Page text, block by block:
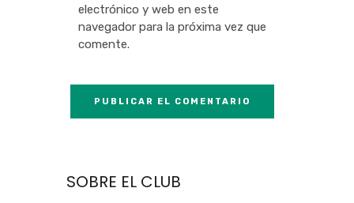
electrónico y web en este
navegador para la próxima vez que
comente.
SOBRE EL CLUB